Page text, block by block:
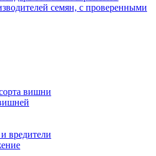
семян, с проверенными
вишни
вредители